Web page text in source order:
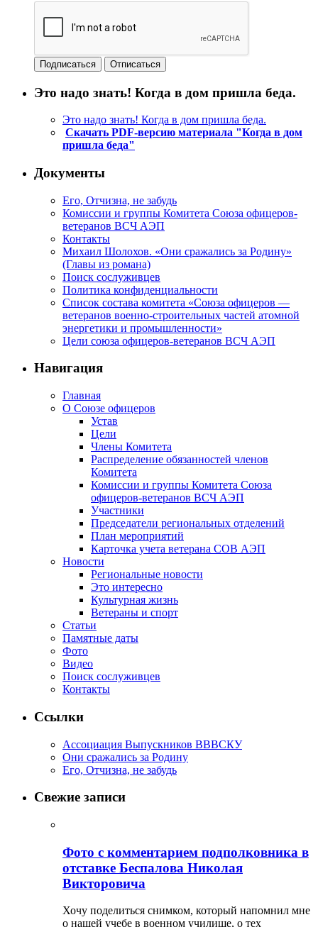
Это надо знать! Когда в дом пришла беда.
Это надо знать! Когда в дом пришла беда.
Скачать PDF-версию материала "Когда в дом
пришла беда"
Документы
Его, Отчизна, не забудь
Комиссии и группы Комитета Союза офицеров-
ветеранов ВСЧ АЭП
Контакты
Михаил Шолохов. «Они сражались за Родину»
(Главы из романа)
Поиск сослуживцев
Политика конфиденциальности
Список состава комитета «Союза офицеров —
ветеранов военно-строительных частей атомной
энергетики и промышленности»
Цели союза офицеров-ветеранов ВСЧ АЭП
Навигация
Главная
О Союзе офицеров
Устав
Цели
Члены Комитета
Распределение обязанностей членов
Комитета
Комиссии и группы Комитета Союза
офицеров-ветеранов ВСЧ АЭП
Участники
Председатели региональных отделений
План мероприятий
Карточка учета ветерана CОВ АЭП
Новости
Региональные новости
Это интересно
Культурная жизнь
Ветераны и спорт
Статьи
Памятные даты
Фото
Видео
Поиск сослуживцев
Контакты
Ссылки
Ассоциация Выпускников ВВВСКУ
Они сражались за Родину
Его, Отчизна, не забудь
Свежие записи
Фото с комментарием подполковника в
отставке Беспалова Николая
Викторовича
Хочу поделиться снимком, который напомнил мне
о нашей учебе в военном училище, о тех